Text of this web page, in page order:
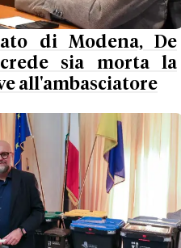
di Modena, De
sia morta la
all'ambasciatore